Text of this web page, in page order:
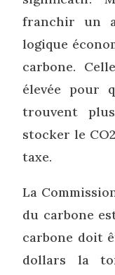
franchir un
logique
carbone.
élevée pour
trouvent
stocker le
taxe.
La
du carbone
carbone doit
dollars la